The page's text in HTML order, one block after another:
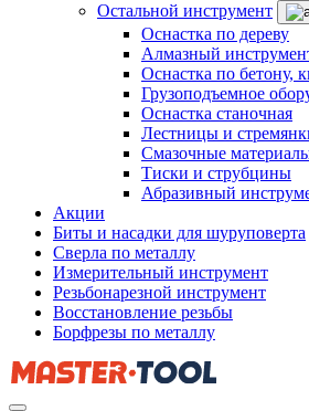
Остальной инструмент
Оснастка по дереву
Алмазный
Оснастка по бетону,
Грузоподъемное
Оснастка станочная
Лестницы и
Смазочные
Тиски и струбцины
Абразивный
Акции
Биты и насадки для шуруповерта
Сверла по металлу
Измерительный инструмент
Резьбонарезной инструмент
Восстановление резьбы
Борфрезы по металлу